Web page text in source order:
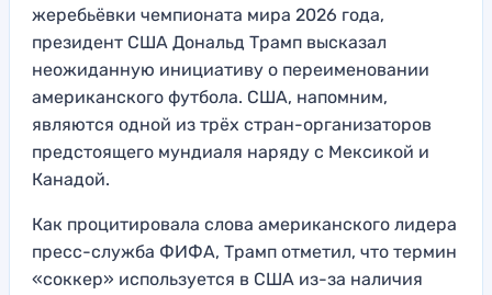
жеребьёвки чемпионата мира 2026 года,
президент США Дональд Трамп высказал
неожиданную инициативу о переименовании
американского футбола. США, напомним,
являются одной из трёх стран-организаторов
предстоящего мундиаля наряду с Мексикой и
Канадой.
Как процитировала слова американского лидера
пресс-служба ФИФА, Трамп отметил, что термин
«соккер» используется в США из-за наличия